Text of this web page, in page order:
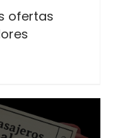
ofertas